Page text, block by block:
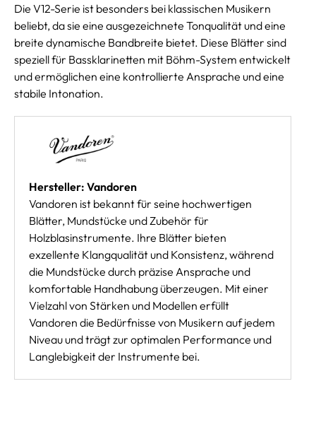
Die V12-Serie ist besonders bei klassischen Musikern
beliebt, da sie eine ausgezeichnete Tonqualität und eine
breite dynamische Bandbreite bietet. Diese Blätter sind
speziell für Bassklarinetten mit Böhm-System entwickelt
und ermöglichen eine kontrollierte Ansprache und eine
stabile Intonation.
Hersteller: Vandoren
Vandoren ist bekannt für seine hochwertigen
Blätter, Mundstücke und Zubehör für
Holzblasinstrumente. Ihre Blätter bieten
exzellente Klangqualität und Konsistenz, während
die Mundstücke durch präzise Ansprache und
komfortable Handhabung überzeugen. Mit einer
Vielzahl von Stärken und Modellen erfüllt
Vandoren die Bedürfnisse von Musikern auf jedem
Niveau und trägt zur optimalen Performance und
Langlebigkeit der Instrumente bei.